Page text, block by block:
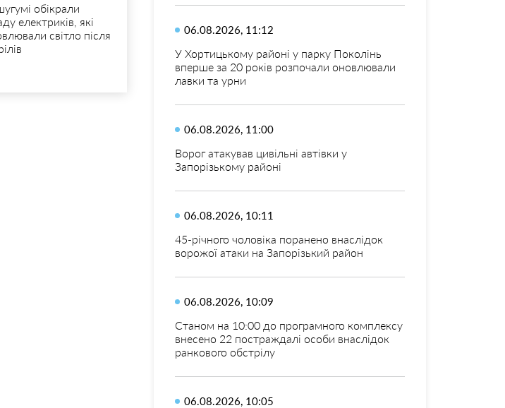
обікрали
електриків, які
світло після
06.08.2026, 11:12
У Хортицькому районі у парку Поколінь
вперше за 20 років розпочали оновлювали
лавки та урни
06.08.2026, 11:00
Ворог атакував цивільні автівки у
Запорізькому районі
06.08.2026, 10:11
45-річного чоловіка поранено внаслідок
ворожої атаки на Запорізький район
06.08.2026, 10:09
Станом на 10:00 до програмного комплексу
внесено 22 постраждалі особи внаслідок
ранкового обстрілу
06.08.2026, 10:05